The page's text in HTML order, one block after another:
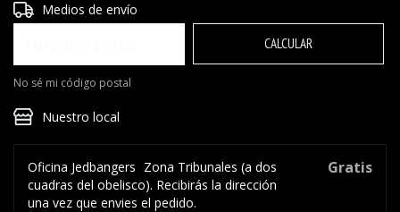
Entregas para el CP:
Medios de envío
CALCULAR
No sé mi código postal
Nuestro local
Oficina Jedbangers Zona Tribunales (a dos
cuadras del obelisco). Recibirás la dirección
una vez que envies el pedido.
Gratis